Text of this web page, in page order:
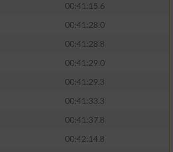
00:41:15.6
00:41:28.0
00:41:28.8
00:41:29.0
00:41:29.3
00:41:33.3
00:41:37.8
00:42:14.8